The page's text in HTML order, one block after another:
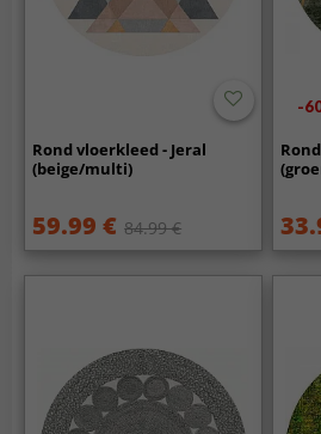
Rond vloerkleed - Jeral
(beige/multi)
59.99 € 84.99 €
-